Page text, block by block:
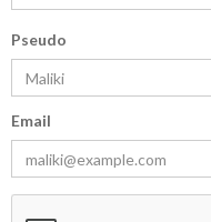
Pseudo
Email